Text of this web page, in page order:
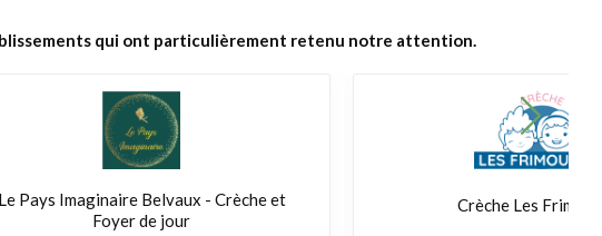
qui ont particulièrement retenu notre attention.
Le Pays Imaginaire Belvaux - Crèche et
Foyer de jour
Crèche Les